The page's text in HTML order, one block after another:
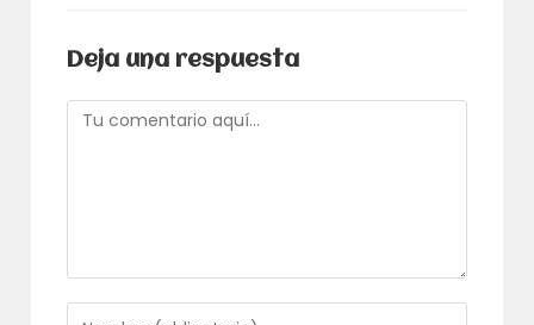
Deja una respuesta
Comentario